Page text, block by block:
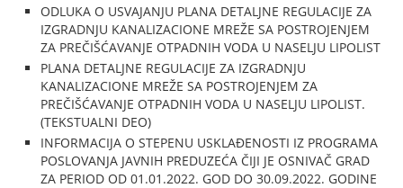
ODLUKA O USVAJANJU PLANA DETALJNE REGULACIJE ZA
IZGRADNJU KANALIZACIONE MREŽE SA POSTROJENJEM
ZA PREČIŠĆAVANJE OTPADNIH VODA U NASELJU LIPOLIST
PLANA DETALJNE REGULACIJE ZA IZGRADNJU
KANALIZACIONE MREŽE SA POSTROJENJEM ZA
PREČIŠĆAVANJE OTPADNIH VODA U NASELJU LIPOLIST.
(TEKSTUALNI DEO)
INFORMACIJA O STEPENU USKLAĐENOSTI IZ PROGRAMA
POSLOVANJA JAVNIH PREDUZEĆA ČIJI JE OSNIVAČ GRAD
ZA PERIOD OD 01.01.2022. GOD DO 30.09.2022. GODINE